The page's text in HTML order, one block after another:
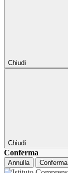
Chiudi
Chiudi
Conferma
Annulla Conferma